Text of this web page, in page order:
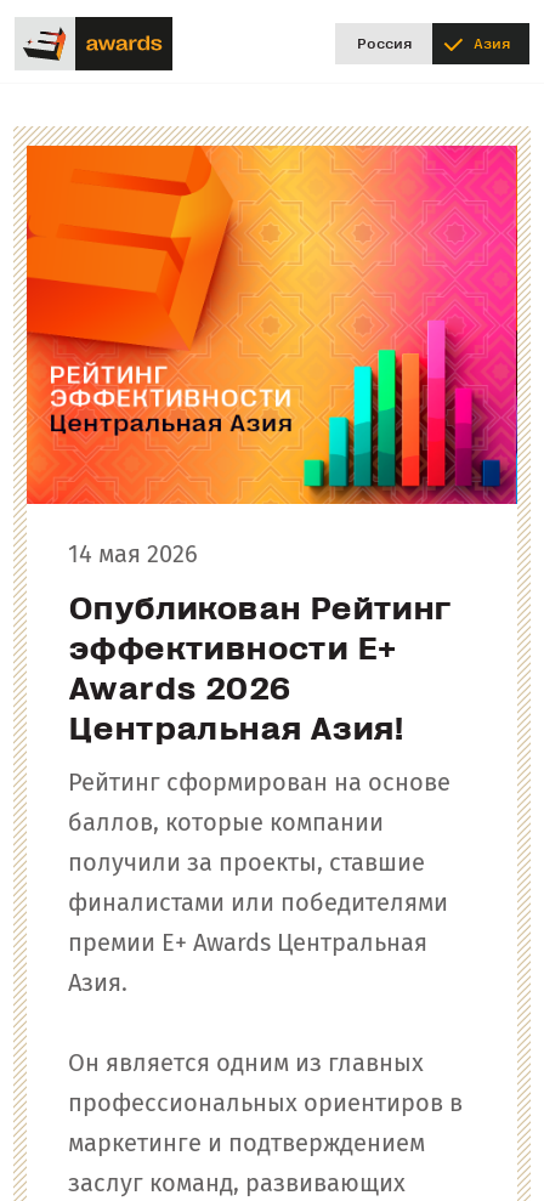
Россия Азия
14 мая 2026
Опубликован Рейтинг
эффективности E+
Awards 2026
Центральная Азия!
Рейтинг сформирован на основе
баллов, которые компании
получили за проекты, ставшие
финалистами или победителями
премии E+ Awards Центральная
Азия.
Он является одним из главных
профессиональных ориентиров в
маркетинге и подтверждением
заслуг команд, развивающих